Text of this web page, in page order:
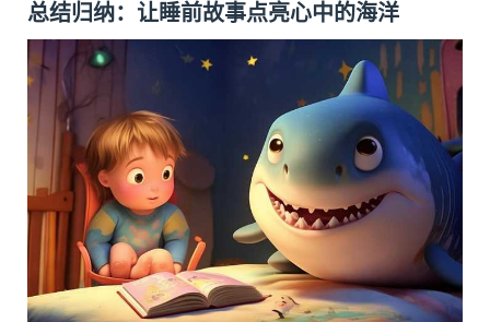
总结归纳：让睡前故事点亮心中的海洋